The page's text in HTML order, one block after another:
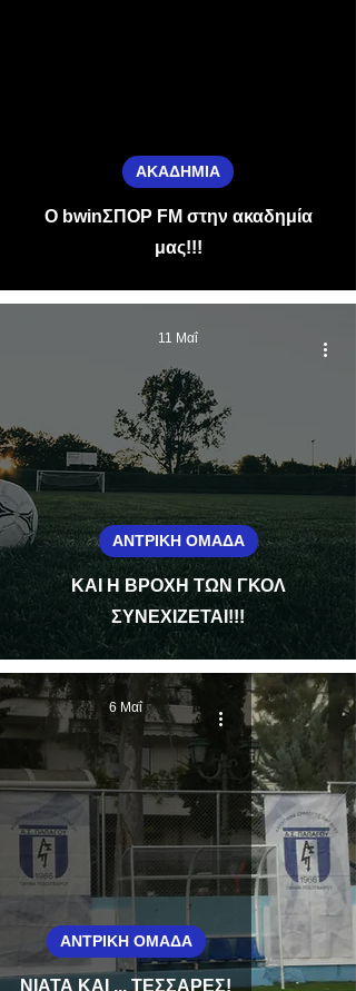
Ο bwinΣΠΟΡ FM στην ακαδημία
μας!!!
ΑΚΑΔΗΜΙΑ
ΚΑΙ Η ΒΡΟΧΗ ΤΩΝ ΓΚΟΛ
ΣΥΝΕΧΙΖΕΤΑΙ!!!
ΑΝΤΡΙΚΗ ΟΜΑΔΑ
11 Μαΐ
ΝΙΑΤΑ ΚΑΙ ... ΤΕΣΣΑΡΕΣ!
ΑΝΤΡΙΚΗ ΟΜΑΔΑ
6 Μαΐ